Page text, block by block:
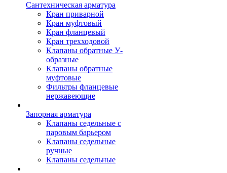
Сантехническая арматура
Кран приварной
Кран муфтовый
Кран фланцевый
Кран трехходовой
Клапаны обратные У-
образные
Клапаны обратные
муфтовые
Фильтры фланцевые
нержавеющие
Запорная арматура
Клапаны седельные с
паровым барьером
Клапаны седельные
ручные
Клапаны седельные